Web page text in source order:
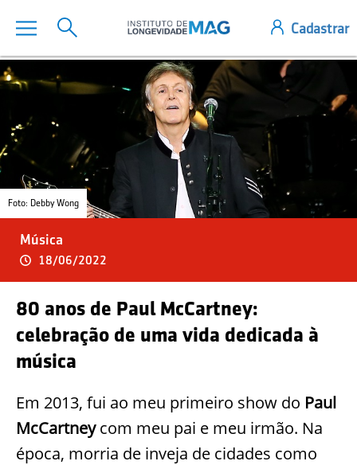
Foto: Debby Wong
Música
18/06/2022
80 anos de Paul McCartney:
celebração de uma vida dedicada à
música
Em 2013, fui ao meu primeiro show do Paul
McCartneycom meu pai e meu irmão. Na
época, morria de inveja de cidades como